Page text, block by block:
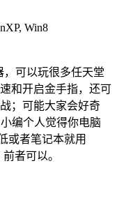
Win8
，可以玩很多任天堂
和开启金手指，还可
；可能大家会好奇
小编个人觉得你电脑
或者笔记本就用
者可以。